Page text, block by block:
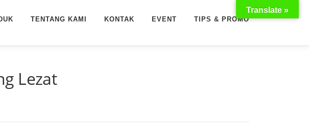
TENTANG KAMI KONTAK EVENT TIPS & PROMO
Lezat
Translate »